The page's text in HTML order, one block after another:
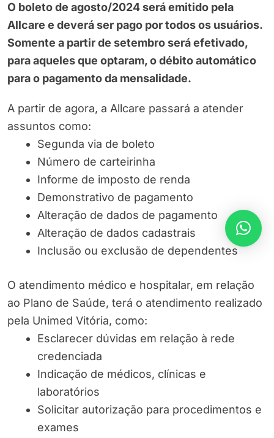
O boleto de agosto/2024 será emitido pela
Allcare e deverá ser pago por todos os usuários.
Somente a partir de setembro será efetivado,
para aqueles que optaram, o débito automático
para o pagamento da mensalidade.
A partir de agora, a Allcare passará a atender
assuntos como:
Segunda via de boleto
Número de carteirinha
Informe de imposto de renda
Demonstrativo de pagamento
Alteração de dados de pagamento
Alteração de dados cadastrais
Inclusão ou exclusão de dependentes
O atendimento médico e hospitalar, em relação
ao Plano de Saúde, terá o atendimento realizado
pela Unimed Vitória, como:
Esclarecer dúvidas em relação à rede
credenciada
Indicação de médicos, clínicas e
laboratórios
Solicitar autorização para procedimentos e
exames